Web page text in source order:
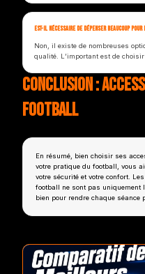
Est-il nécessaire de dépenser beaucoup
Non, il existe de nombreuses
qualité. L’important est de
Conclusion :
Football
En résumé, bien choisir ses
votre pratique du football, vous
votre sécurité et votre confort.
football ne sont pas uniquement
bien pour rendre chaque séance